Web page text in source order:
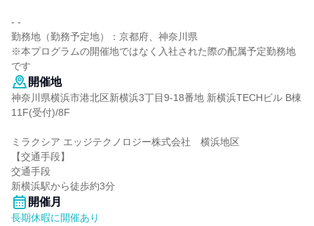
- -
勤務地（勤務予定地）：京都府、神奈川県
※本プログラムの開催地ではなく入社された際の配属予定勤務地
です
開催地
神奈川県横浜市港北区新横浜3丁目9-18番地 新横浜TECHビル B棟
11F(受付)/8F
ミラクシア エッジテクノロジー株式会社 横浜地区
【交通手段】
交通手段
新横浜駅から徒歩約3分
開催月
長期休暇に開催あり